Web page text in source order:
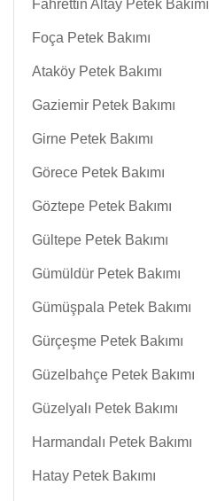
Fahrettin Altay Petek Bakımı
Foça Petek Bakımı
Ataköy Petek Bakımı
Gaziemir Petek Bakımı
Girne Petek Bakımı
Görece Petek Bakımı
Göztepe Petek Bakımı
Gültepe Petek Bakımı
Gümüldür Petek Bakımı
Gümüşpala Petek Bakımı
Gürçeşme Petek Bakımı
Güzelbahçe Petek Bakımı
Güzelyalı Petek Bakımı
Harmandalı Petek Bakımı
Hatay Petek Bakımı